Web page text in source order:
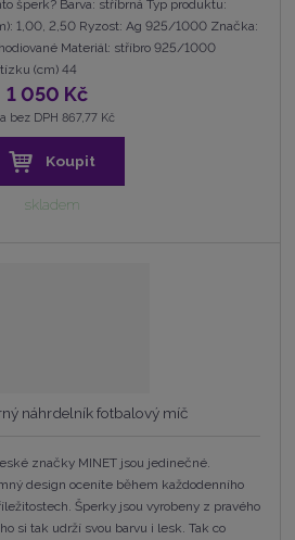
šperk? Barva: stříbrná Typ produktu:
1,00, 2,50 Ryzost: Ag 925/1000 Značka:
Materiál: stříbro 925/1000
(cm) 44
1 050 Kč
bez DPH 867,77 Kč
Koupit
skladem
náhrdelník fotbalový míč
značky MINET jsou jedinečné.
design oceníte během každodenního
Šperky jsou vyrobeny z pravého
si tak udrží svou barvu i lesk. Tak co